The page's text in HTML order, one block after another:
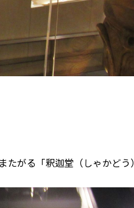
がる「釈迦堂（しゃかどう）